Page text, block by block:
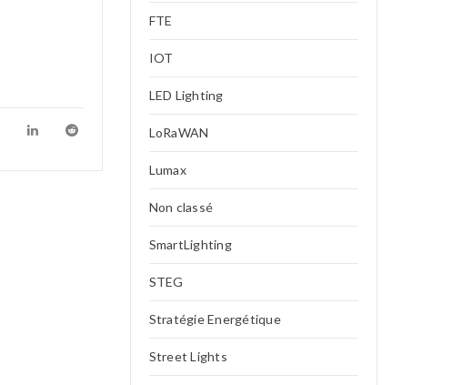
FTE
IOT
LED Lighting
LoRaWAN
Lumax
Non classé
SmartLighting
STEG
Stratégie Energétique
Street Lights